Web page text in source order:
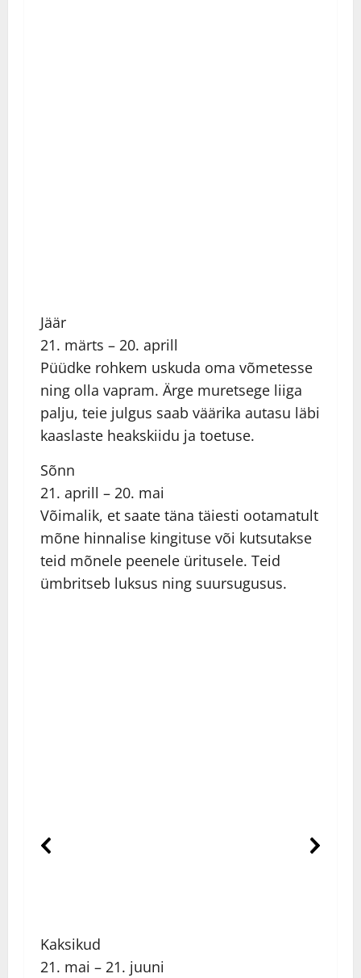
Jäär
21. märts – 20. aprill
Püüdke rohkem uskuda oma võmetesse
ning olla vapram. Ärge muretsege liiga
palju, teie julgus saab väärika autasu läbi
kaaslaste heakskiidu ja toetuse.
Sõnn
21. aprill – 20. mai
Võimalik, et saate täna täiesti ootamatult
mõne hinnalise kingituse või kutsutakse
teid mõnele peenele üritusele. Teid
ümbritseb luksus ning suursugusus.
Kaksikud
21. mai – 21. juuni